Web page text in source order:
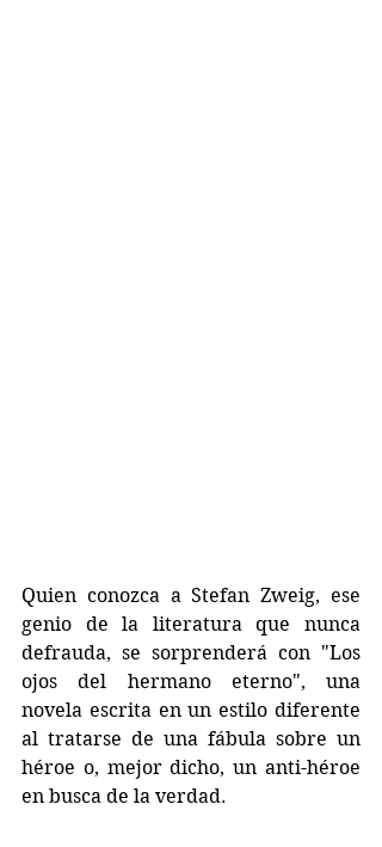
Quien conozca a Stefan Zweig, ese
genio de la literatura que nunca
defrauda, se sorprenderá con "Los
ojos del hermano eterno", una
novela escrita en un estilo diferente
al tratarse de una fábula sobre un
héroe o, mejor dicho, un anti-héroe
en busca de la verdad.